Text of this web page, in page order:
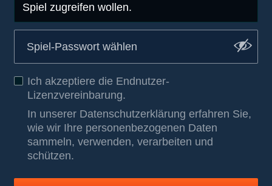
Spiel zugreifen wollen.
Ich akzeptiere die Endnutzer-
Lizenzvereinbarung.
In unserer Datenschutzerklärung erfahren Sie,
wie wir Ihre personenbezogenen Daten
sammeln, verwenden, verarbeiten und
schützen.